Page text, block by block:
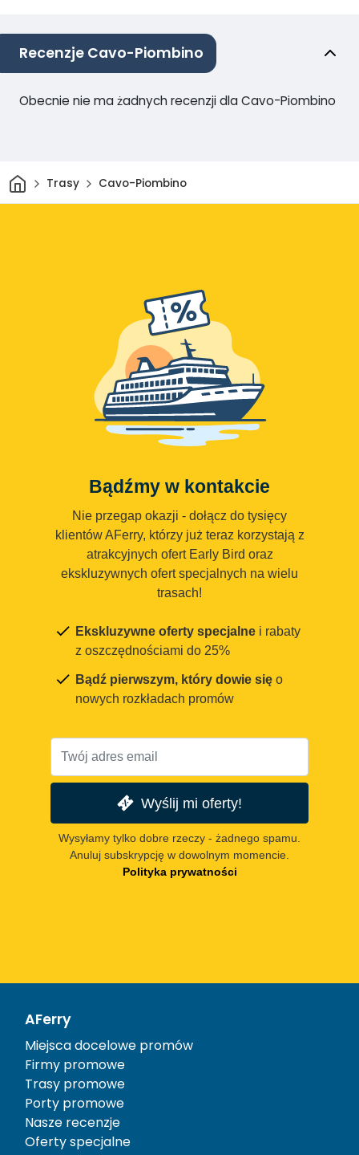
Recenzje Cavo-Piombino
Obecnie nie ma żadnych recenzji dla Cavo-Piombino
DomTrasy Cavo-Piombino
Bądźmy w kontakcie
Nie przegap okazji - dołącz do tysięcy
klientów AFerry, którzy już teraz korzystają z
atrakcyjnych ofert Early Bird oraz
ekskluzywnych ofert specjalnych na wielu
trasach!
Ekskluzywne oferty specjalne i rabaty
z oszczędnościami do 25%
Bądź pierwszym, który dowie się o
nowych rozkładach promów
Wyślij mi oferty!
Wysyłamy tylko dobre rzeczy - żadnego spamu.
Anuluj subskrypcję w dowolnym momencie.
Polityka prywatności
AFerry
Miejsca docelowe promów
Firmy promowe
Trasy promowe
Porty promowe
Nasze recenzje
Oferty specjalne